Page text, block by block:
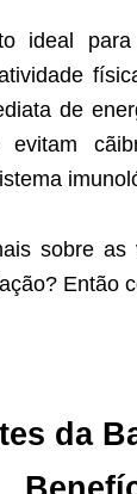
ideal
de
evitam
sobre as
Então
da